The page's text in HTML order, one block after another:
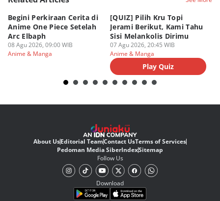
Begini Perkiraan Cerita di
Anime One Piece Setelah
Arc Elbaph
08 Agu 2026, 09:00 WIB
Anime & Manga
[QUIZ] Pilih Kru Topi
Jerami Berikut, Kami Tahu
Sisi Melankolis Dirimu
07 Agu 2026, 20:45 WIB
Anime & Manga
Play Quiz
About UsEditorial TeamContact UsTerms of Services
Pedoman Media SiberIndexSitemap
Follow Us
Download